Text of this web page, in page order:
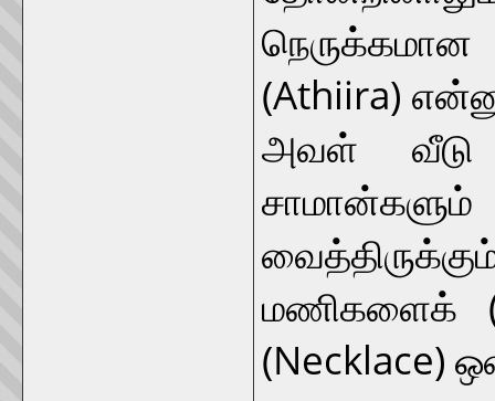
(Athiira)
அவள் வீடு
மணிகளைக்
(Necklace)